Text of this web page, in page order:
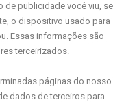
de publicidade você viu, se
o dispositivo usado para
Essas informações são
terceirizados.
páginas do nosso
dados de terceiros para